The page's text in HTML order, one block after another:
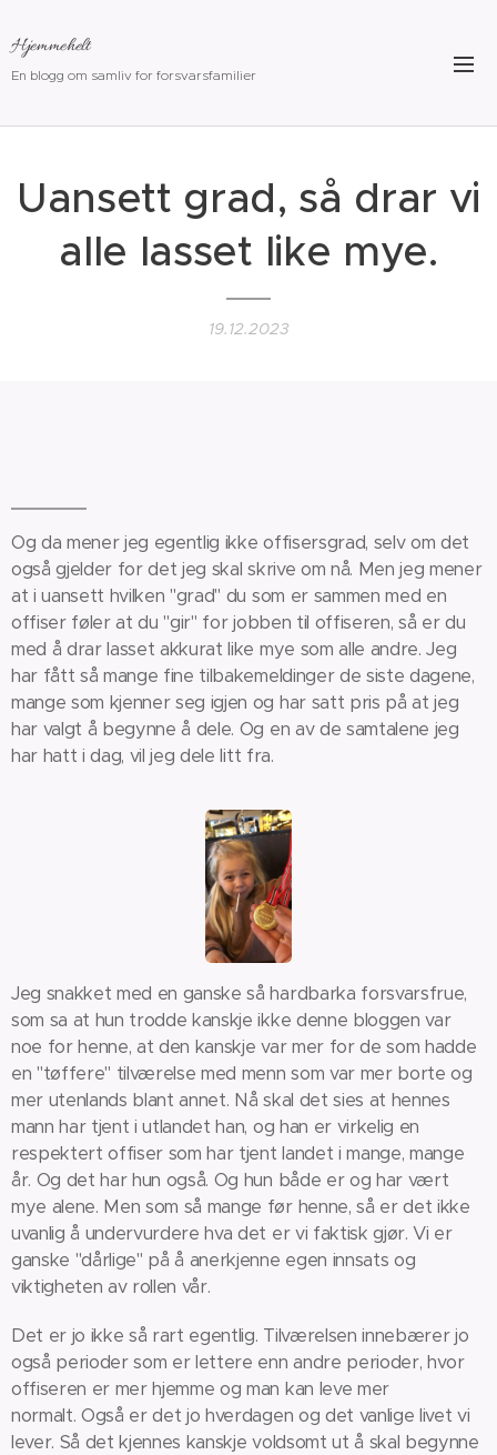
Hjemmehelt
En blogg om samliv for forsvarsfamilier
Uansett grad, så drar vi
alle lasset like mye.
19.12.2023
Og da mener jeg egentlig ikke offisersgrad, selv om det
også gjelder for det jeg skal skrive om nå. Men jeg mener
at i uansett hvilken "grad" du som er sammen med en
offiser føler at du "gir" for jobben til offiseren, så er du
med å drar lasset akkurat like mye som alle andre. Jeg
har fått så mange fine tilbakemeldinger de siste dagene,
mange som kjenner seg igjen og har satt pris på at jeg
har valgt å begynne å dele. Og en av de samtalene jeg
har hatt i dag, vil jeg dele litt fra.
Jeg snakket med en ganske så hardbarka forsvarsfrue,
som sa at hun trodde kanskje ikke denne bloggen var
noe for henne, at den kanskje var mer for de som hadde
en "tøffere" tilværelse med menn som var mer borte og
mer utenlands blant annet. Nå skal det sies at hennes
mann har tjent i utlandet han, og han er virkelig en
respektert offiser som har tjent landet i mange, mange
år. Og det har hun også. Og hun både er og har vært
mye alene. Men som så mange før henne, så er det ikke
uvanlig å undervurdere hva det er vi faktisk gjør. Vi er
ganske "dårlige" på å anerkjenne egen innsats og
viktigheten av rollen vår.
Det er jo ikke så rart egentlig. Tilværelsen innebærer jo
også perioder som er lettere enn andre perioder, hvor
offiseren er mer hjemme og man kan leve mer
normalt. Også er det jo hverdagen og det vanlige livet vi
lever. Så det kjennes kanskje voldsomt ut å skal begynne